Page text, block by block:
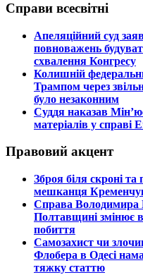
Справи всесвітні
​Апеляційний суд
повноважень
схвалення Конгресу
​Колишній
Трампом через
було незаконним
​Суддя наказав
матеріалів у справі
Правовий акцент
​Зброя біля скроні
мешканця
​Справа
Полтавщині змінює
побиття
​Самозахист чи
Флобера в Одесі
тяжку статтю